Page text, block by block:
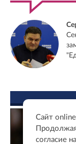
Сайт
согласие